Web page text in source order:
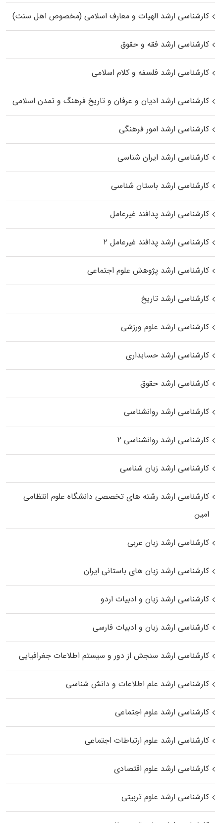
کارشناسی ارشد الهیات و معارف اسلامی (مخصوص اهل سنت)
کارشناسی ارشد فقه و حقوق
کارشناسی ارشد فلسفه و کلام اسلامی
کارشناسی ارشد ادیان و عرفان و تاریخ فرهنگ و تمدن اسلامی
کارشناسی ارشد امور فرهنگی
کارشناسی ارشد ایران شناسی
کارشناسی ارشد باستان شناسی
کارشناسی ارشد پدافند غیرعامل
کارشناسی ارشد پدافند غیرعامل ۲
کارشناسی ارشد پژوهش علوم اجتماعی
کارشناسی ارشد تاریخ
کارشناسی ارشد علوم ورزشی
کارشناسی ارشد حسابداری
کارشناسی ارشد حقوق
کارشناسی ارشد روانشناسی
کارشناسی ارشد روانشناسی ۲
کارشناسی ارشد زبان شناسی
کارشناسی ارشد رﺷﺘﻪ ﻫﺎی تخصصی داﻧﺸﮕﺎه ﻋﻠﻮم انتظامی
اﻣﻴﻦ
کارشناسی ارشد زبان عربی
کارشناسی ارشد زبان‌ های باستانی ایران
کارشناسی ارشد زبان و ادبیات اردو
کارشناسی ارشد زبان و ادبیات فارسی
کارشناسی ارشد سنجش از دور و سیستم اطلاعات جغرافیایی
کارشناسی ارشد علم اطلاعات و دانش شناسی
کارشناسی ارشد علوم اجتماعی
کارشناسی ارشد علوم ارتباطات اجتماعی
کارشناسی ارشد علوم اقتصادی
کارشناسی ارشد علوم تربیتی